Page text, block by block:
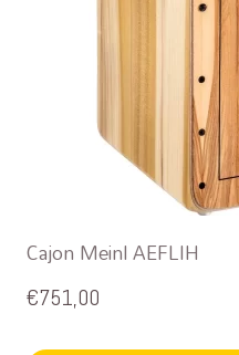
Cajon Meinl AEFLIH
€751,00